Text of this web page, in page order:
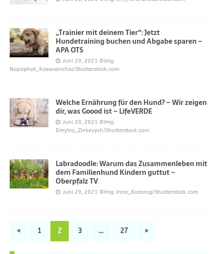
„Trainier mit deinem Tier“: Jetzt
Hundetraining buchen und Abgabe sparen –
APA OTS
Juni 29, 2021 ©Img.
Napaphat_Kaewsanchai/Shutterstock.com
Welche Ernährung für den Hund? – Wir zeigen
dir, was Goood ist – LifeVERDE
Juni 29, 2021 ©Img.
Dmytro_Zinkevych/Shutterstock.com
Labradoodle: Warum das Zusammenleben mit
dem Familienhund Kindern guttut –
Oberpfalz TV
Juni 29, 2021 ©Img. Irina_Kozorog/Shutterstock.com
« 1 2 3 … 27 »